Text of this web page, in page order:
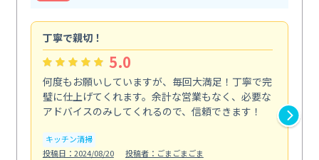
丁寧で親切！
5.0
何度もお願いしていますが、毎回大満足！丁寧で完
璧に仕上げてくれます。余計な営業もなく、必要な
アドバイスのみしてくれるので、信頼できます！
キッチン清掃
投稿日：2024/08/20
投稿者：ごまごまごま